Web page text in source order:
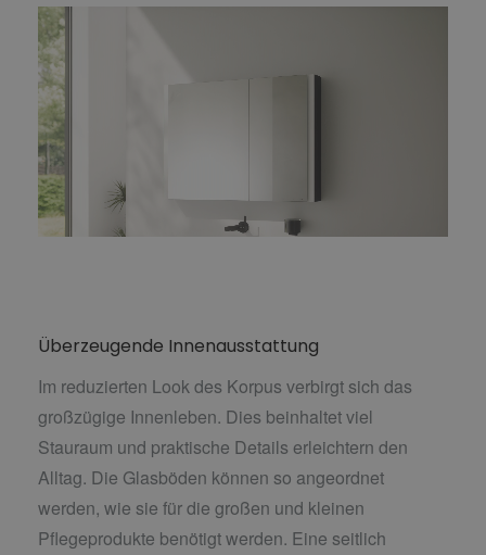
Überzeugende Innenausstattung
Im reduzierten Look des Korpus verbirgt sich das
großzügige Innenleben. Dies beinhaltet viel
Stauraum und praktische Details erleichtern den
Alltag. Die Glasböden können so angeordnet
werden, wie sie für die großen und kleinen
Pflegeprodukte benötigt werden. Eine seitlich